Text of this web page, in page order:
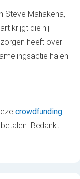
Steve Mahakena,
krijgt die hij
heeft over
halen
crowdfunding
Bedankt